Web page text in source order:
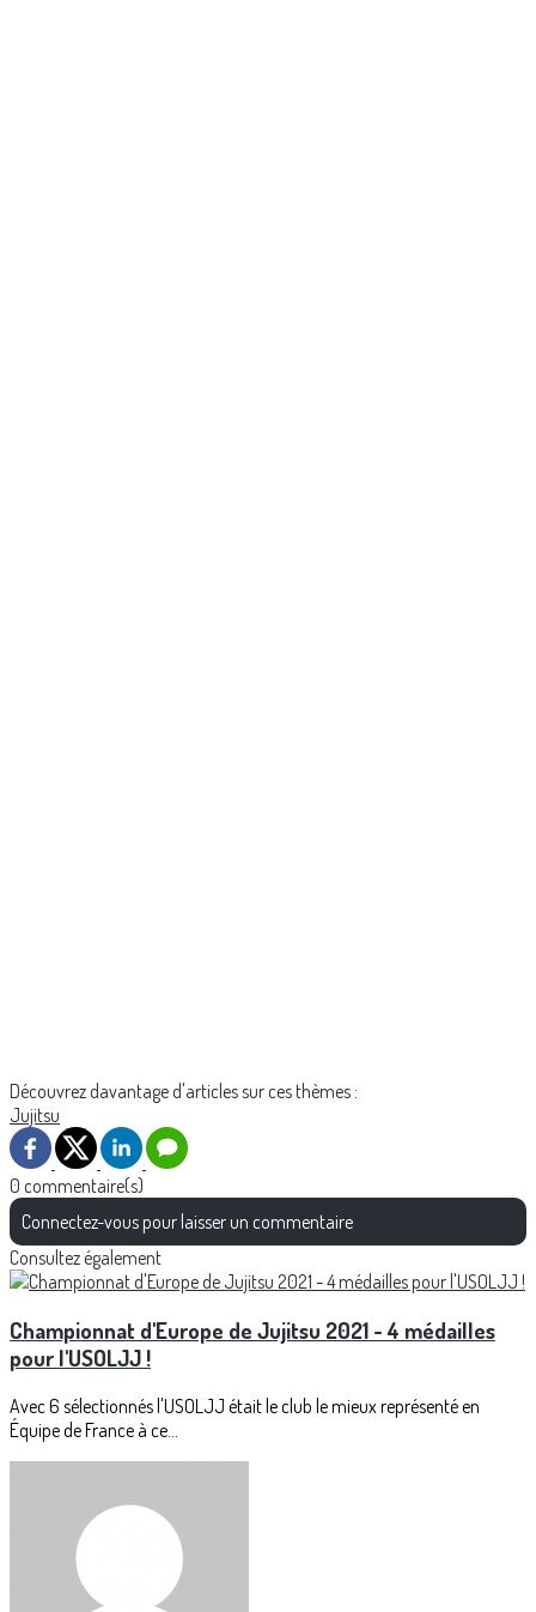
Découvrez davantage d'articles sur ces thèmes :
Jujitsu
0 commentaire(s)
Connectez-vous pour laisser un commentaire
Consultez également
Championnat d'Europe de Jujitsu 2021 - 4 médailles
pour l'USOLJJ !
Avec 6 sélectionnés l'USOLJJ était le club le mieux représenté en
Équipe de France à ce...